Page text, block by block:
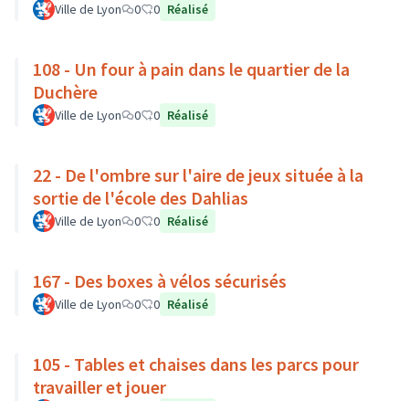
Ville de Lyon 0 0 Réalisé
108 - Un four à pain dans le quartier de la
Duchère
Ville de Lyon 0 0 Réalisé
22 - De l'ombre sur l'aire de jeux située à la
sortie de l'école des Dahlias
Ville de Lyon 0 0 Réalisé
167 - Des boxes à vélos sécurisés
Ville de Lyon 0 0 Réalisé
105 - Tables et chaises dans les parcs pour
travailler et jouer